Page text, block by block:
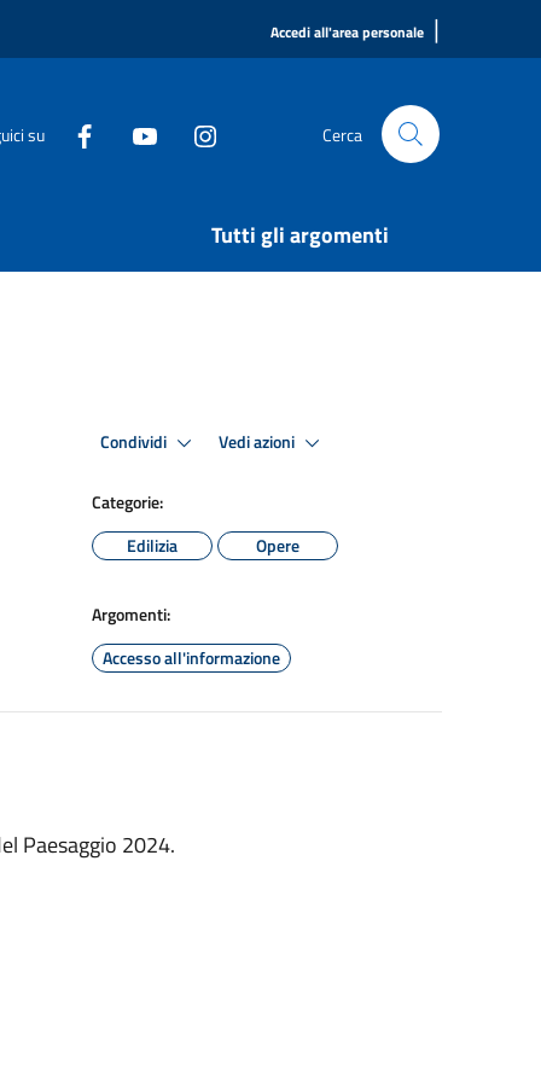
Accedi all'area personale |
su Cerca
Tutti gli argomenti
Condividi Vedi azioni
Categorie:
Edilizia
Opere
Argomenti:
Accesso all'informazione
Paesaggio 2024.